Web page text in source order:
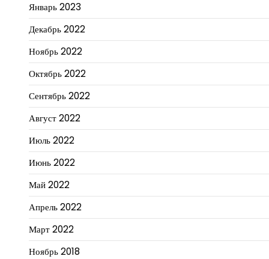
Январь 2023
Декабрь 2022
Ноябрь 2022
Октябрь 2022
Сентябрь 2022
Август 2022
Июль 2022
Июнь 2022
Май 2022
Апрель 2022
Март 2022
Ноябрь 2018